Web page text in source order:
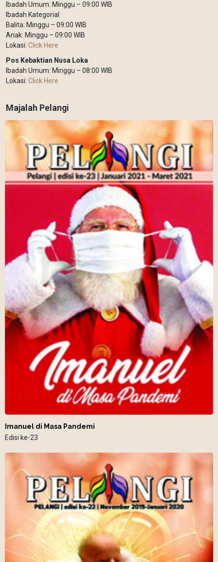
Ibadah Umum: Minggu – 09:00 WIB
Ibadah Kategorial
Balita: Minggu – 09:00 WIB
Anak: Minggu – 09:00 WIB
Lokasi: Click Here
Pos Kebaktian Nusa Loka
Ibadah Umum: Minggu – 08:00 WIB
Lokasi: Click Here
Majalah Pelangi
Imanuel di Masa Pandemi
Edisi ke-23